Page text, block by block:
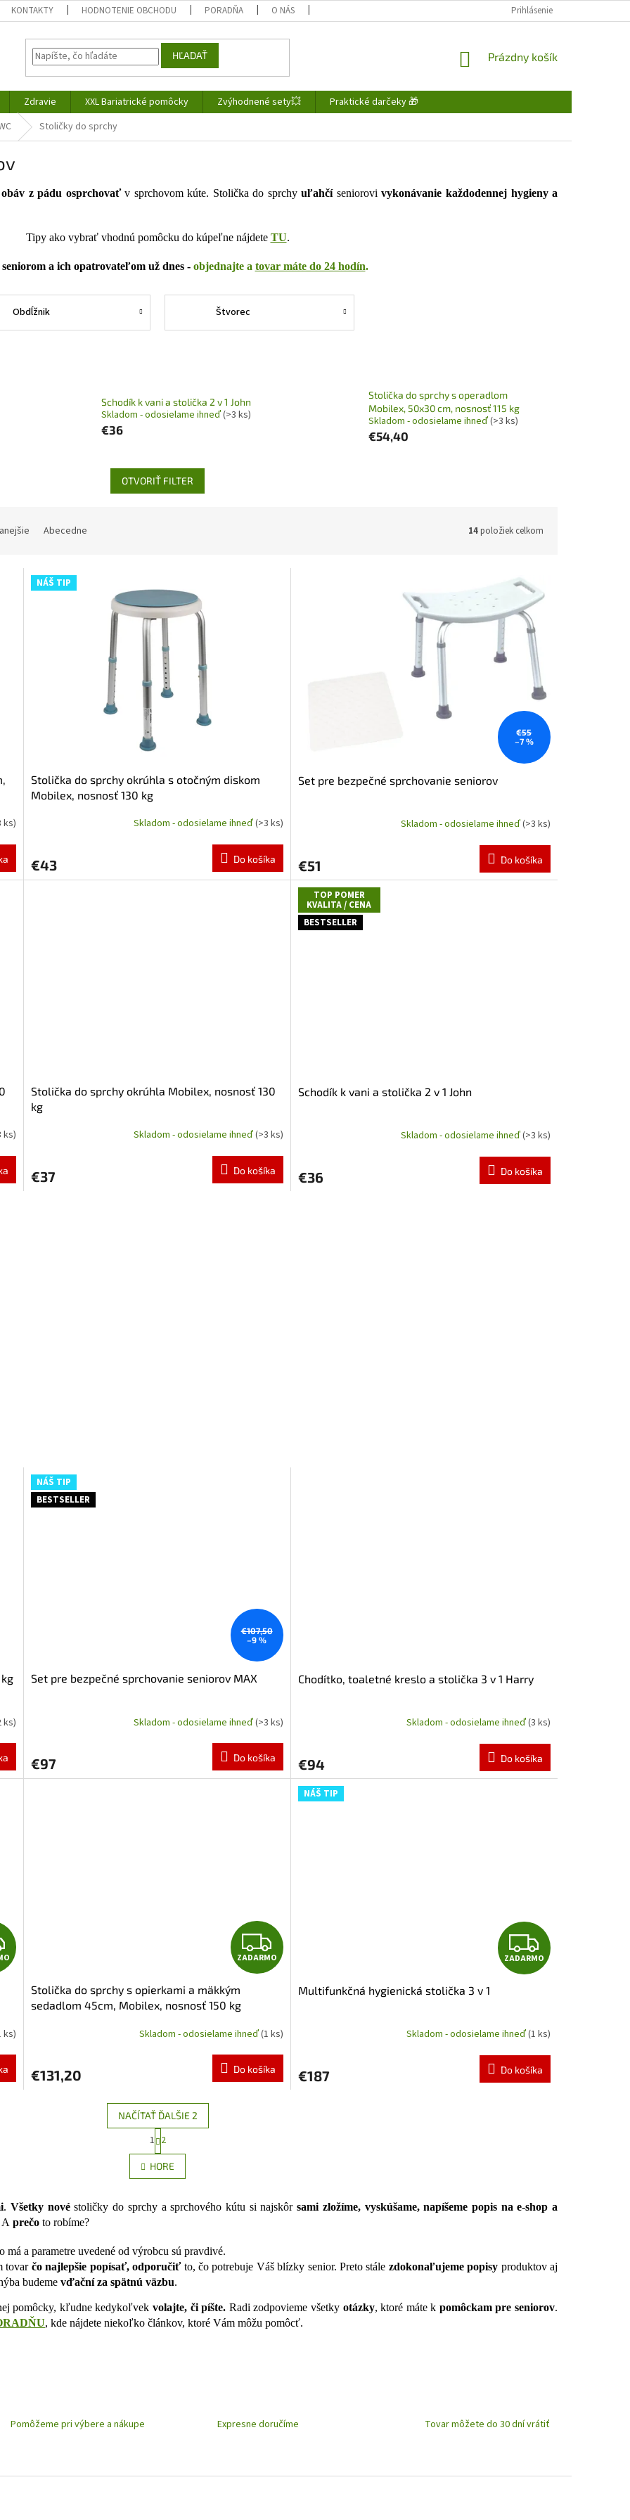
KONTAKTY HODNOTENIE OBCHODU PORADŇA O NÁS DOPRAVA A PLATBA
Prihlásenie
HĽADAŤ
NÁKUPNÝ
Prázdny košík
Zdravie XXL Bariatrické pomôcky Zvýhodnené sety💥
Praktické darčeky 🎁
Stoličky do sprchy
obáv z pádu osprchovaťv sprchovom kúte. Stolička do sprchyuľahčí seniorovi vykonávanie každodennej hygieny a
Tipy ako vybrať vhodnú pomôcku do kúpeľne nájdete TU.
a ich opatrovateľom už dnes - objednajte a tovar máte do 24 hodín.
Obdĺžnik Štvorec
Schodík k vani a stolička 2 v 1 John
Skladom - odosielame ihneď(>3 ks)
€36
Stolička do sprchy s operadlom
Mobilex, 50x30 cm, nosnosť 115 kg
Skladom - odosielame ihneď(>3 ks)
€54,40
Abecedne 14položiek celkom
OTVORIŤ FILTER
ks)
NÁŠ TIP
Stolička do sprchy okrúhla s otočným diskom
Mobilex, nosnosť 130 kg
je
4,5
Skladom - odosielame ihneď(>3 ks)
€43 Do košíka
€55
–7 %
Set pre bezpečné sprchovanie seniorov
Skladom - odosielame ihneď(>3 ks)
€51 Do košíka
ks)
Stolička do sprchy okrúhla Mobilex, nosnosť 130
kg
Skladom - odosielame ihneď(>3 ks)
€37 Do košíka
TOP POMER
KVALITA / CENA
BESTSELLER
Schodík k vani a stolička 2 v 1 John
je
Skladom - odosielame ihneď(>3 ks)
€36 Do košíka
ks)
NÁŠ TIP
BESTSELLER
€107,50
–9 %
Set pre bezpečné sprchovanie seniorov MAX
Skladom - odosielame ihneď(>3 ks)
€97 Do košíka
Chodítko, toaletné kreslo a stolička 3 v 1 Harry
je
5,0
5
Skladom - odosielame ihneď(3 ks)
€94 Do košíka
Z
A
A
R
M
ks)
Z
A
A
R
M
ZADARMO
Stolička do sprchy s opierkami a mäkkým
sedadlom 45cm, Mobilex, nosnosť 150 kg
Skladom - odosielame ihneď(1 ks)
€131,20 Do košíka
NÁŠ TIP
Z
A
A
R
M
ZADARMO
Multifunkčná hygienická stolička 3 v 1
Skladom - odosielame ihneď(1 ks)
€187 Do košíka
O
v
l
a
e
p
r
k
y
NAČÍTAŤ ĎALŠIE 2
S
t
r
á
n
o
i
e
1 2
HORE
. Všetky novéstoličky do sprchy a sprchového kútu si najskôrsami zložíme, vyskúšame, napíšeme popis na e-shop a
A prečo to robíme?
má a parametre uvedené od výrobcu sú pravdivé.
tovar čo najlepšie popísať, odporučiťto, čo potrebuje Váš blízky senior. Preto stále zdokonaľujeme popisy produktov aj
budeme vďační za spätnú väzbu.
pomôcky, kľudne kedykoľvekvolajte, či píšte. Radi zodpovieme všetky otázky, ktoré máte k pomôckam pre seniorov.
, kde nájdete niekoľko článkov, ktoré Vám môžu pomôcť.
Pomôžeme pri výbere a nákupe Expresne doručíme Tovar môžete do 30 dní vrátiť